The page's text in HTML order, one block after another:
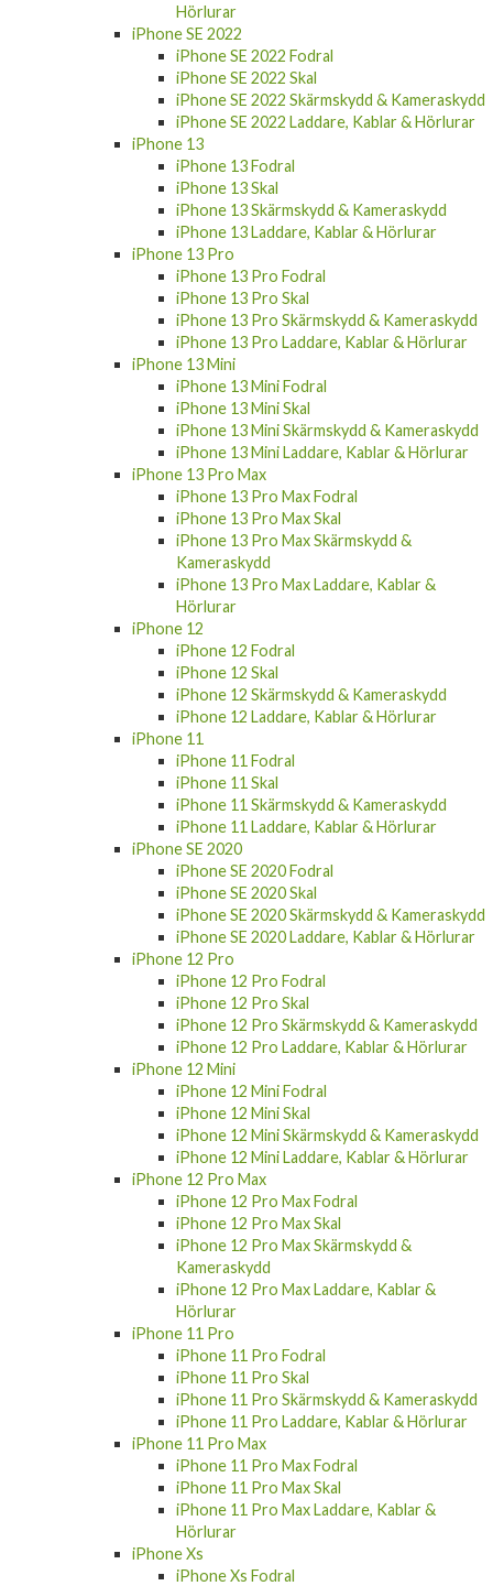
Hörlurar
iPhone SE 2022
iPhone SE 2022 Fodral
iPhone SE 2022 Skal
iPhone SE 2022 Skärmskydd & Kameraskydd
iPhone SE 2022 Laddare, Kablar & Hörlurar
iPhone 13
iPhone 13 Fodral
iPhone 13 Skal
iPhone 13 Skärmskydd & Kameraskydd
iPhone 13 Laddare, Kablar & Hörlurar
iPhone 13 Pro
iPhone 13 Pro Fodral
iPhone 13 Pro Skal
iPhone 13 Pro Skärmskydd & Kameraskydd
iPhone 13 Pro Laddare, Kablar & Hörlurar
iPhone 13 Mini
iPhone 13 Mini Fodral
iPhone 13 Mini Skal
iPhone 13 Mini Skärmskydd & Kameraskydd
iPhone 13 Mini Laddare, Kablar & Hörlurar
iPhone 13 Pro Max
iPhone 13 Pro Max Fodral
iPhone 13 Pro Max Skal
iPhone 13 Pro Max Skärmskydd &
Kameraskydd
iPhone 13 Pro Max Laddare, Kablar &
Hörlurar
iPhone 12
iPhone 12 Fodral
iPhone 12 Skal
iPhone 12 Skärmskydd & Kameraskydd
iPhone 12 Laddare, Kablar & Hörlurar
iPhone 11
iPhone 11 Fodral
iPhone 11 Skal
iPhone 11 Skärmskydd & Kameraskydd
iPhone 11 Laddare, Kablar & Hörlurar
iPhone SE 2020
iPhone SE 2020 Fodral
iPhone SE 2020 Skal
iPhone SE 2020 Skärmskydd & Kameraskydd
iPhone SE 2020 Laddare, Kablar & Hörlurar
iPhone 12 Pro
iPhone 12 Pro Fodral
iPhone 12 Pro Skal
iPhone 12 Pro Skärmskydd & Kameraskydd
iPhone 12 Pro Laddare, Kablar & Hörlurar
iPhone 12 Mini
iPhone 12 Mini Fodral
iPhone 12 Mini Skal
iPhone 12 Mini Skärmskydd & Kameraskydd
iPhone 12 Mini Laddare, Kablar & Hörlurar
iPhone 12 Pro Max
iPhone 12 Pro Max Fodral
iPhone 12 Pro Max Skal
iPhone 12 Pro Max Skärmskydd &
Kameraskydd
iPhone 12 Pro Max Laddare, Kablar &
Hörlurar
iPhone 11 Pro
iPhone 11 Pro Fodral
iPhone 11 Pro Skal
iPhone 11 Pro Skärmskydd & Kameraskydd
iPhone 11 Pro Laddare, Kablar & Hörlurar
iPhone 11 Pro Max
iPhone 11 Pro Max Fodral
iPhone 11 Pro Max Skal
iPhone 11 Pro Max Laddare, Kablar &
Hörlurar
iPhone Xs
iPhone Xs Fodral